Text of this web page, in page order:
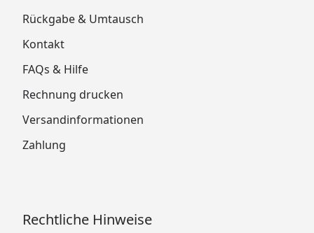
Rückgabe & Umtausch
Kontakt
FAQs & Hilfe
Rechnung drucken
Versandinformationen
Zahlung
Rechtliche Hinweise